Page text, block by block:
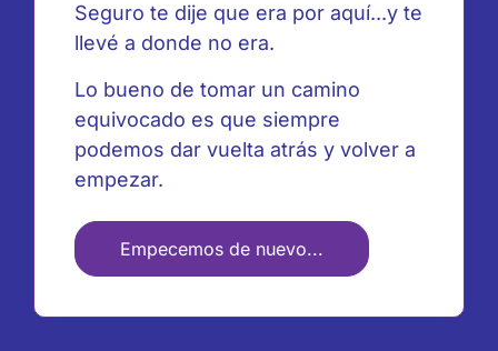
Seguro te dije que era por aquí...y te
llevé a donde no era.
Lo bueno de tomar un camino
equivocado es que siempre
podemos dar vuelta atrás y volver a
empezar.
Empecemos de nuevo...